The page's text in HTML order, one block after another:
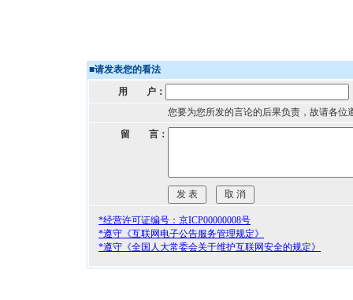
■请发表您的看法
用 户：
您要为您所发的言论的后果负责，故请各位
留 言：
*经营许可证编号：京ICP00000008号
*遵守《互联网电子公告服务管理规定》
*遵守《全国人大常委会关于维护互联网安全的规定》